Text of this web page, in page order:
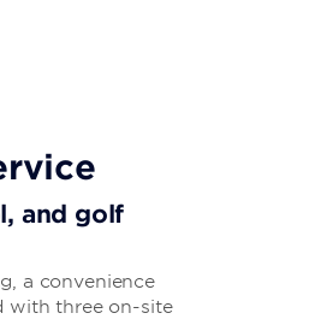
and golf
a convenience
with three on-site